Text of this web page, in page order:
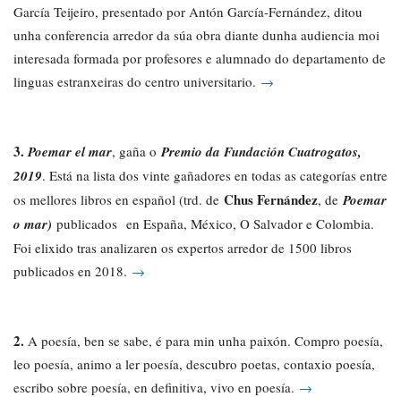
García Teijeiro, presentado por Antón García-Fernández, ditou
unha conferencia arredor da súa obra diante dunha audiencia moi
interesada formada por profesores e alumnado do departamento de
linguas estranxeiras do centro universitario. →
3.Poemar el mar, gaña oPremio da Fundación Cuatrogatos,
2019. Está na lista dos vinte gañadores en todas as categorías entre
os mellores libros en español (trd. de Chus Fernández, dePoemar
o mar) publicados en España, México, O Salvador e Colombia.
Foi elixido tras analizaren os expertos arredor de 1500 libros
publicados en 2018. →
2. A poesía, ben se sabe, é para min unha paixón. Compro poesía,
leo poesía, animo a ler poesía, descubro poetas, contaxio poesía,
escribo sobre poesía, en definitiva, vivo en poesía. →